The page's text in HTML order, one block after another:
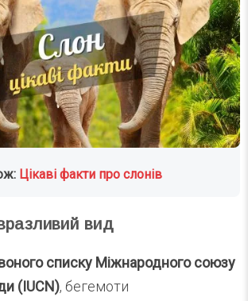
Цікаві факти про слонів
вид
списку Міжнародного союзу
(IUCN), бегемоти